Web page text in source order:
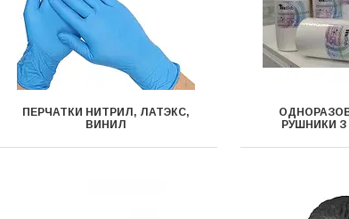
ПЕРЧАТКИ НИТРИЛ, ЛАТЭКС,
ВИНИЛ
РУШНИКИ